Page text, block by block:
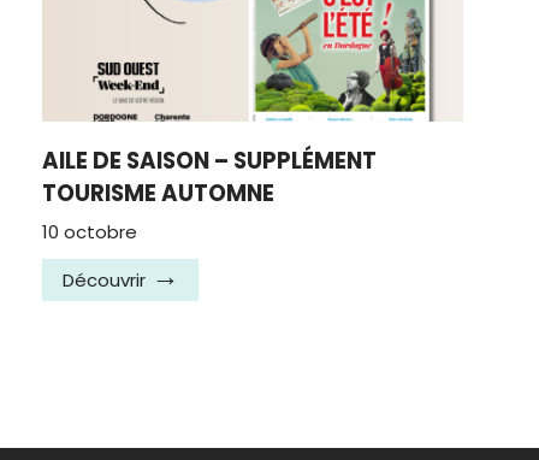
AILE DE SAISON – SUPPLÉMENT
TOURISME AUTOMNE
10 octobre
Découvrir